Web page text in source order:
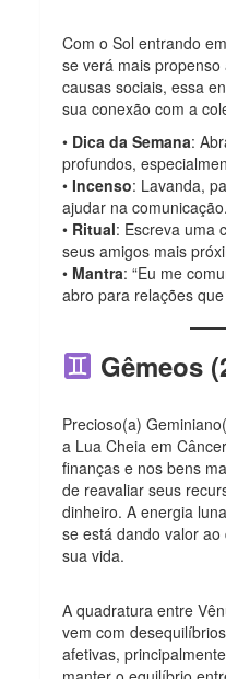
Com o Sol entrando
se verá mais
causas sociais, essa
sua conexão com a
• Dica da Semana:
profundos,
•Incenso: Lavanda,
ajudar na comunicação.
• Ritual: Escreva uma
seus amigos mais
• Mantra: “Eu me
abro para relações
Gêmeos
Precioso(a)
a Lua Cheia em
finanças e nos bens
de reavaliar seus
dinheiro. A energia
se está dando valor
sua vida.
A quadratura entre
vem com
afetivas,